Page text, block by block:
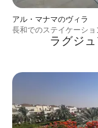
アル・マナマのヴィラ
長和でのステイケーショ
ラグジ